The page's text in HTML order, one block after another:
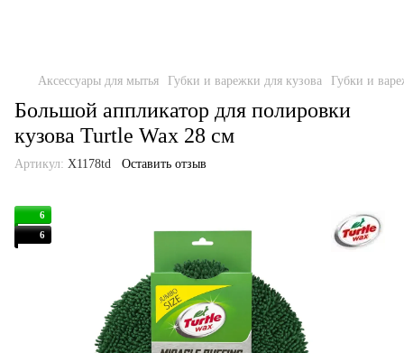
Аксессуары для мытья Губки и варежки для кузова Губки и
Большой аппликатор для полировки
кузова Turtle Wax 28 см
Артикул: X1178td Оставить отзыв
6
6